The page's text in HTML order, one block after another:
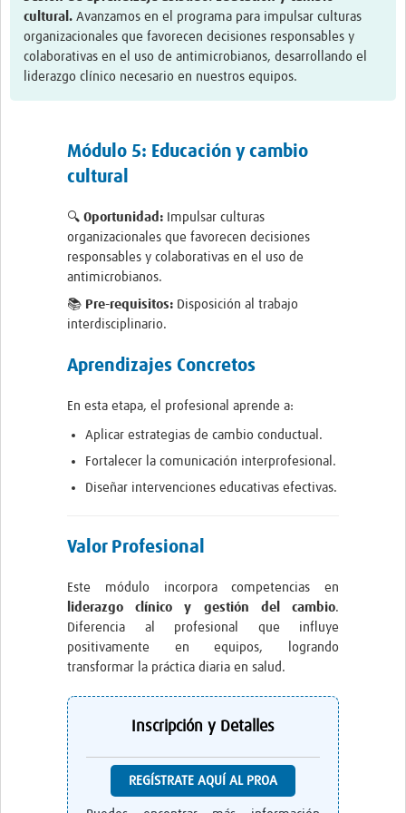
Twinning
Otras Actividades
Recursos
Preparar Sesiones de Aprendizaje Asistido
Crear Data Clinic
Búsqueda de información en bases … alertas PubMed
Proyectos Pathfinder
Pathfinder Argentina
Pathfinder Colombia
Pathfinder Honduras
Pathfinder Republica Dominicana
cultural. Avanzamos en el programa para impulsar culturas
organizacionales que favorecen decisiones responsables y
colaborativas en el uso de antimicrobianos, desarrollando el
liderazgo clínico necesario en nuestros equipos.
Módulo 5: Educación y cambio
cultural
🔍 Oportunidad: Impulsar culturas
organizacionales que favorecen decisiones
responsables y colaborativas en el uso de
antimicrobianos.
📚 Pre-requisitos: Disposición al trabajo
interdisciplinario.
Aprendizajes Concretos
En esta etapa, el profesional aprende a:
Aplicar estrategias de cambio conductual.
Fortalecer la comunicación interprofesional.
Diseñar intervenciones educativas efectivas.
Valor Profesional
Este módulo incorpora competencias en
liderazgo clínico y gestión del cambio.
Diferencia al profesional que influye
positivamente en equipos, logrando
transformar la práctica diaria en salud.
Inscripción y Detalles
REGÍSTRATE AQUÍ AL PROA